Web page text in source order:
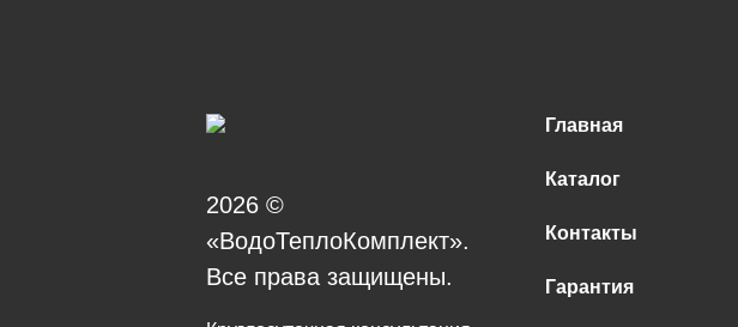
2026 ©
«ВодоТеплоКомплект».
Все права защищены.
Главная
Каталог
Контакты
Гарантия